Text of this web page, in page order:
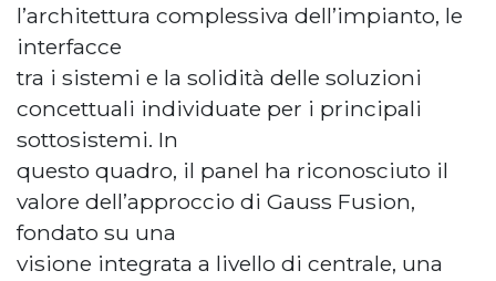
l’architettura complessiva dell’impianto, le
interfacce
tra i sistemi e la solidità delle soluzioni
concettuali individuate per i principali
sottosistemi. In
questo quadro, il panel ha riconosciuto il
valore dell’approccio di Gauss Fusion,
fondato su una
visione integrata a livello di centrale, una